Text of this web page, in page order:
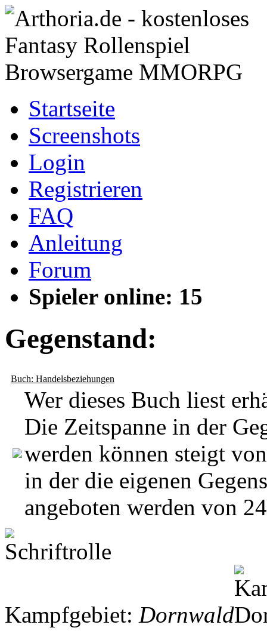
Startseite
Screenshots
Login
Registrieren
FAQ
Anleitung
Forum
Spieler online: 15
Gegenstand:
Buch: Handelsbeziehungen
Wer dieses Buch liest
Die Zeitspanne in der
werden können steigt
in der die eigenen
angeboten werden von
Kampfgebiet: Dornwald